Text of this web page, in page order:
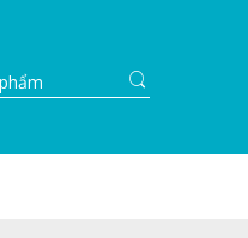
for: